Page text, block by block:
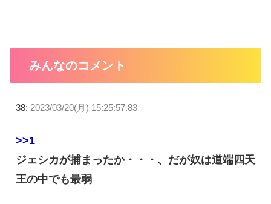
みんなのコメント
38: 2023/03/20(月) 15:25:57.83
>>1
ジェシカが捕まったか・・・、だが奴は道端四天
王の中でも最弱